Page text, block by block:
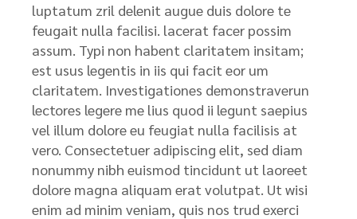
luptatum zril delenit augue duis dolore te
feugait nulla facilisi. lacerat facer possim
assum. Typi non habent claritatem insitam;
est usus legentis in iis qui facit eor um
claritatem. Investigationes demonstraverun
lectores legere me lius quod ii legunt saepius
vel illum dolore eu feugiat nulla facilisis at
vero. Consectetuer adipiscing elit, sed diam
nonummy nibh euismod tincidunt ut laoreet
dolore magna aliquam erat volutpat. Ut wisi
enim ad minim veniam, quis nos trud exerci